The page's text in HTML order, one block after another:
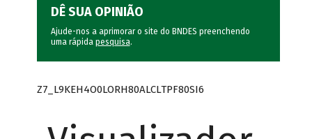
DÊ SUA OPINIÃO
Ajude-nos a aprimorar o site do BNDES preenchendo
uma rápida pesquisa.
Z7_L9KEH4O0LORH80ALCLTPF80SI6